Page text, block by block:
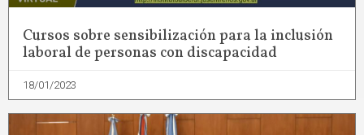
Cursos sobre sensibilización para la inclusión
laboral de personas con discapacidad
18/01/2023